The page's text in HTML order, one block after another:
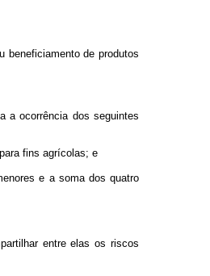
beneficiamento de produtos
a ocorrência dos seguintes
fins agrícolas; e
e a soma dos quatro
entre elas os riscos